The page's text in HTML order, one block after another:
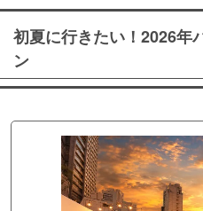
初夏に行きたい！2026年
ン